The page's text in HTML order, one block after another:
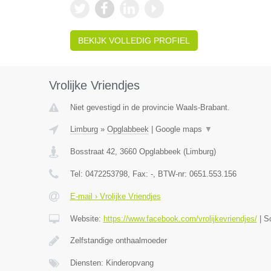
BEKIJK VOLLEDIG PROFIEL
Vrolijke Vriendjes
Niet gevestigd in de provincie Waals-Brabant.
Limburg» Opglabbeek| Google maps ▼
Bosstraat 42, 3660 Opglabbeek(Limburg)
Tel: 0472253798, Fax: -, BTW-nr: 0651.553.156
E-mail › Vrolijke Vriendjes
Website: https://www.facebook.com/vrolijkevriendjes/|
Zelfstandige onthaalmoeder
Diensten: Kinderopvang